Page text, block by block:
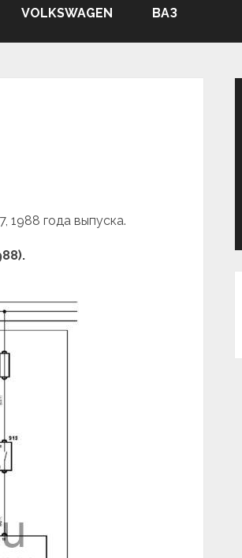
VOLKSWAGEN ВАЗ
1988 года выпуска.